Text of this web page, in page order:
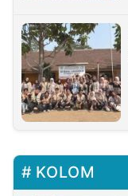
KOLOM